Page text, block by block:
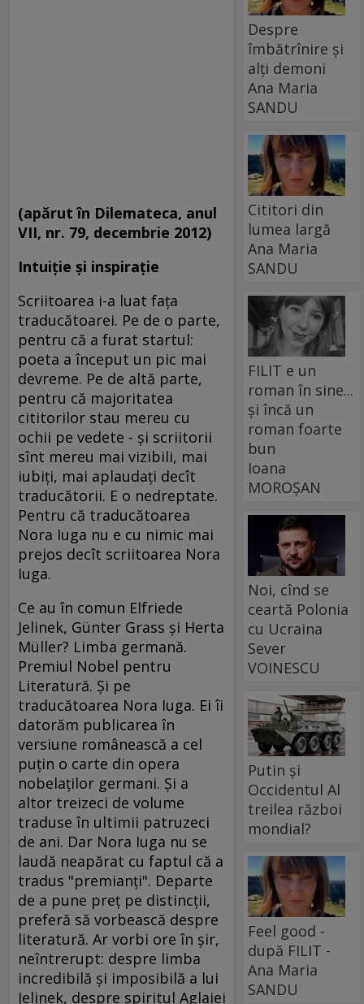
(apărut în Dilemateca, anul
VII, nr. 79, decembrie 2012)
Intuiţie şi inspiraţie
Scriitoarea i-a luat faţa
traducătoarei. Pe de o parte,
pentru că a furat startul:
poeta a început un pic mai
devreme. Pe de altă parte,
pentru că majoritatea
cititorilor stau mereu cu
ochii pe vedete - şi scriitorii
sînt mereu mai vizibili, mai
iubiţi, mai aplaudaţi decît
traducătorii. E o nedreptate.
Pentru că traducătoarea
Nora Iuga nu e cu nimic mai
prejos decît scriitoarea Nora
Iuga.
Ce au în comun Elfriede
Jelinek, Günter Grass şi Herta
Müller? Limba germană.
Premiul Nobel pentru
Literatură. Şi pe
traducătoarea Nora Iuga. Ei îi
datorăm publicarea în
versiune românească a cel
puţin o carte din opera
nobelaţilor germani. Şi a
altor treizeci de volume
traduse în ultimii patruzeci
de ani. Dar Nora Iuga nu se
laudă neapărat cu faptul că a
tradus "premianţi". Departe
de a pune preţ pe distincţii,
preferă să vorbească despre
literatură. Ar vorbi ore în şir,
neîntrerupt: despre limba
incredibilă şi imposibilă a lui
Jelinek, despre spiritul Aglaiei
Despre
îmbătrînire și
alți demoni
Ana Maria
SANDU
Cititori din
lumea largă
Ana Maria
SANDU
FILIT e un
roman în sine...
și încă un
roman foarte
bun
Ioana
MOROȘAN
Noi, cînd se
ceartă Polonia
cu Ucraina
Sever
VOINESCU
Putin și
Occidentul Al
treilea război
mondial?
Feel good -
după FILIT -
Ana Maria
SANDU